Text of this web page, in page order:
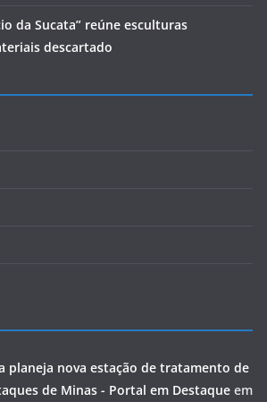
da Sucata” reúne esculturas
descartado
planeja nova estação de tratamento de
de Minas - Portal em Destaque em